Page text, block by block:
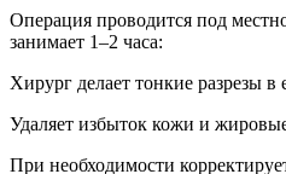
Операция проводится под
занимает 1–2 часа:
Хирург делает тонкие разрезы в
Удаляет избыток кожи и
При необходимости